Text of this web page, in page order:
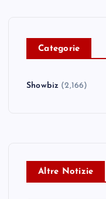
Categorie
Showbiz (2,166)
Altre Notizie